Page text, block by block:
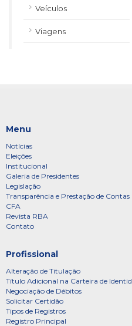
Veículos
Viagens
Menu
Notícias
Eleições
Institucional
Galeria de Presidentes
Legislação
Transparência e Prestação de Contas
CFA
Revista RBA
Contato
Profissional
Alteração de Titulação
Título Adicional na Carteira de
Negociação de Débitos
Solicitar Certidão
Tipos de Registros
Registro Principal